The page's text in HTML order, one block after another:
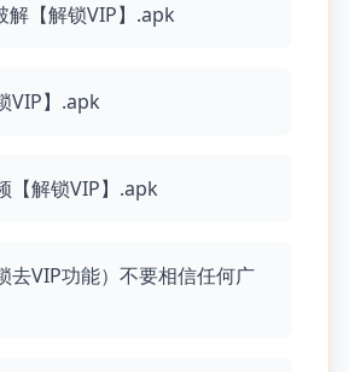
【解锁VIP】.apk
VIP】.apk
【解锁VIP】.apk
去VIP功能）不要相信任何广